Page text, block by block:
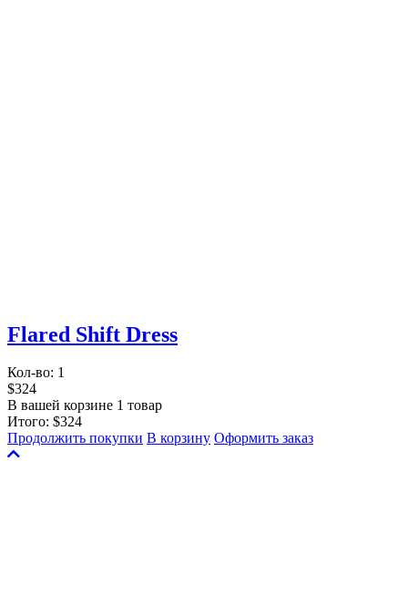
Flared Shift Dress
Кол-во: 1
$324
В вашей корзине 1 товар
Итого: $324
Продолжить покупки В корзину Оформить заказ